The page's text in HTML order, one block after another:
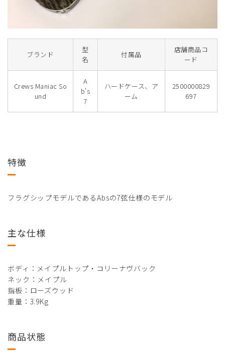
ブランド
型
名
付属品
店舗商品コ
ード
Crews Maniac So
und
A
b's
7
ハードケース、ア
ーム
2500000829
697
特徴
フラグシップモデルであるAbsの7弦仕様のモデル
主な仕様
ボディ：メイプルトップ・コリーナヴバック
ネック：メイプル
指板：ローズウッド
重量：3.9Kg
商品状態